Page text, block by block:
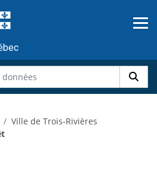
Ville de Trois-Rivières